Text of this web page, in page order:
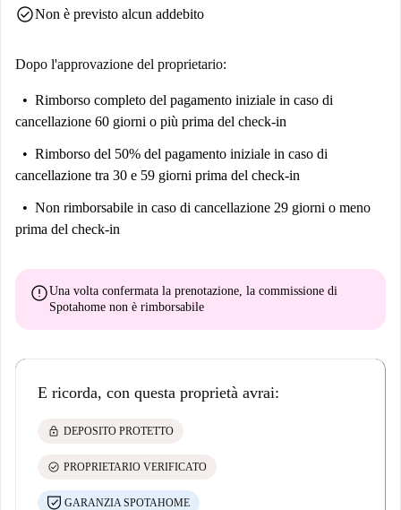
check_circleNon è previsto alcun addebito
Dopo l'approvazione del proprietario:
Rimborso completo del pagamento iniziale in caso di
cancellazione 60 giorni o più prima del check-in
Rimborso del 50% del pagamento iniziale in caso di
cancellazione tra 30 e 59 giorni prima del check-in
Non rimborsabile in caso di cancellazione 29 giorni o meno
prima del check-in
errorUna volta confermata la prenotazione, la commissione di
Spotahome non è rimborsabile
E ricorda, con questa proprietà avrai:
lock DEPOSITO PROTETTO
check_circle PROPRIETARIO VERIFICATO
GARANZIA SPOTAHOME